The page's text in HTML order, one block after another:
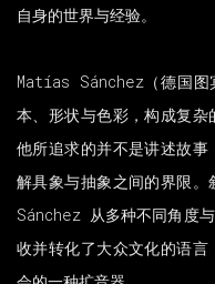
自身的世界与经验。
Matías Sánchez（德国图
本、形状与色彩，构成复杂
他所追求的并不是讲述故
解具象与抽象之间的界限。
Sánchez 从多种不同角度
收并转化了大众文化的语